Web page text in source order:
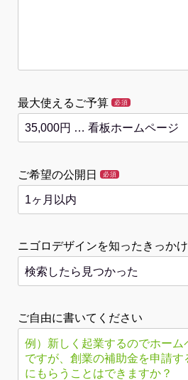
最大使えるご予算 必須
ご希望の公開日 必須
ニゴロデザインを知ったきっかけ
ご自由に書いてください